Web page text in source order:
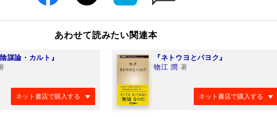
あわせて読みたい関連本
謀論・カルト』
ネット書店で購入する
『ネトウヨとパヨク』
物江 潤 著
ネット書店で購入する